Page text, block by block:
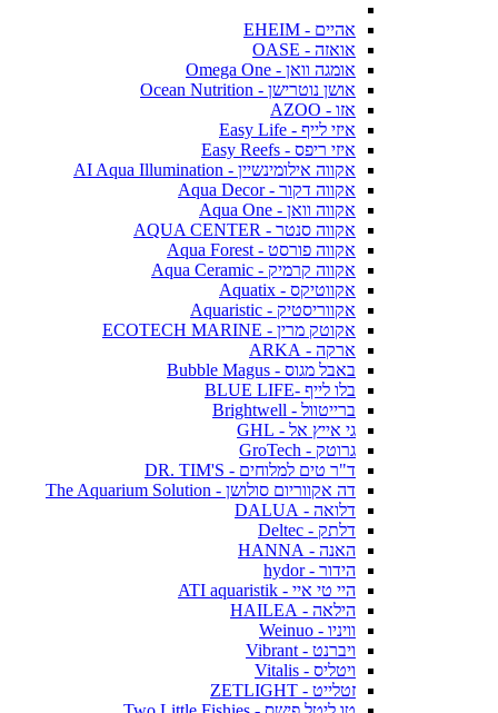
אהיים - EHEIM
אואזה - OASE
אומגה וואן - Omega One
אושן נוטרישן - Ocean Nutrition
אזו - AZOO
איזי לייף - Easy Life
איזי ריפס - Easy Reefs
אקווה אילומינשיין - AI Aqua Illumination
אקווה דקור - Aqua Decor
אקווה וואן - Aqua One
אקווה סנטר - AQUA CENTER
אקווה פורסט - Aqua Forest
אקווה קרמיק - Aqua Ceramic
אקווטיקס - Aquatix
אקווריסטיק - Aquaristic
אקוטק מרין - ECOTECH MARINE
ארקה - ARKA
באבל מגוס - Bubble Magus
בלו לייף -BLUE LIFE
ברייטוול - Brightwell
גי אייץ אל - GHL
גרוטק - GroTech
ד"ר טים למלוחים - DR. TIM'S
דה אקווריום סולושן - The Aquarium Solution
דלואה - DALUA
דלתק - Deltec
האנה - HANNA
הידור - hydor
היי טי איי - ATI aquaristik
הילאה - HAILEA
וויניו - Weinuo
ויברנט - Vibrant
ויטליס - Vitalis
זטלייט - ZETLIGHT